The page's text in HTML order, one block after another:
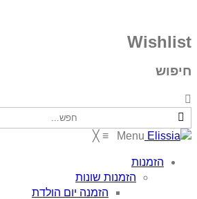
Wishlist
חיפוש
Menu
≡
╳
הזמנות
הזמנות שונות
הזמנה יום הולדת